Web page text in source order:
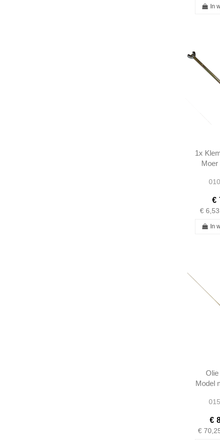
In
1x
Moer
€
€ 6,53
In
Model
€
€